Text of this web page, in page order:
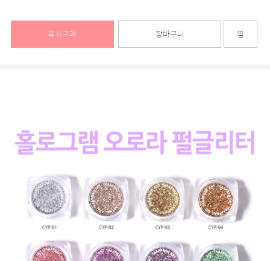
즉시구매 장바구니 찜